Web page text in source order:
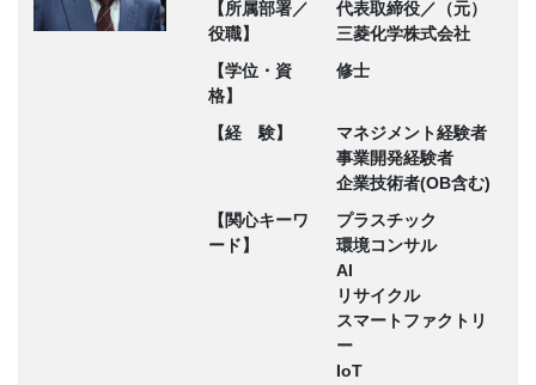
【所属部署／
役職】
代表取締役／（元）
三菱化学株式会社
【学位・資
格】
修士
【経 験】
マネジメント経験者
事業開発経験者
企業技術者(OB含む)
【関心キーワ
ード】
プラスチック
環境コンサル
AI
リサイクル
スマートファクトリ
ー
IoT